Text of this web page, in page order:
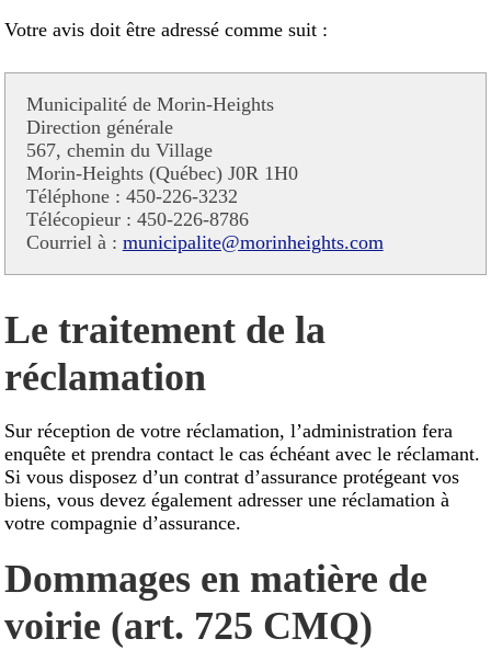
Votre avis doit être adressé comme suit :
Municipalité de Morin-Heights
Direction générale
567, chemin du Village
Morin-Heights (Québec) J0R 1H0
Téléphone : 450-226-3232
Télécopieur : 450-226-8786
Courriel à : municipalite@morinheights.com
Le traitement de la
réclamation
Sur réception de votre réclamation, l’administration fera
enquête et prendra contact le cas échéant avec le réclamant.
Si vous disposez d’un contrat d’assurance protégeant vos
biens, vous devez également adresser une réclamation à
votre compagnie d’assurance.
Dommages en matière de
voirie (art. 725 CMQ)